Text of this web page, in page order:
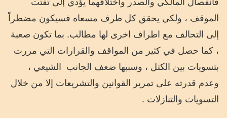
الموقف ، ولكي يحقق كل طرف مسعاه فسيكون مضطراً
إلى التحالف مع اطراف اخرى لها مطالب. بما تكون صعبة
، كما حصل في كثير من المواقف والقرارات التي مررت
بتسويات بين الكتل ، وسببها ضعف الجانب الشيعي ،
وعدم قدرته على تمرير القوانين والتشريعات إلا من خلال
التسويات والتنازلات .